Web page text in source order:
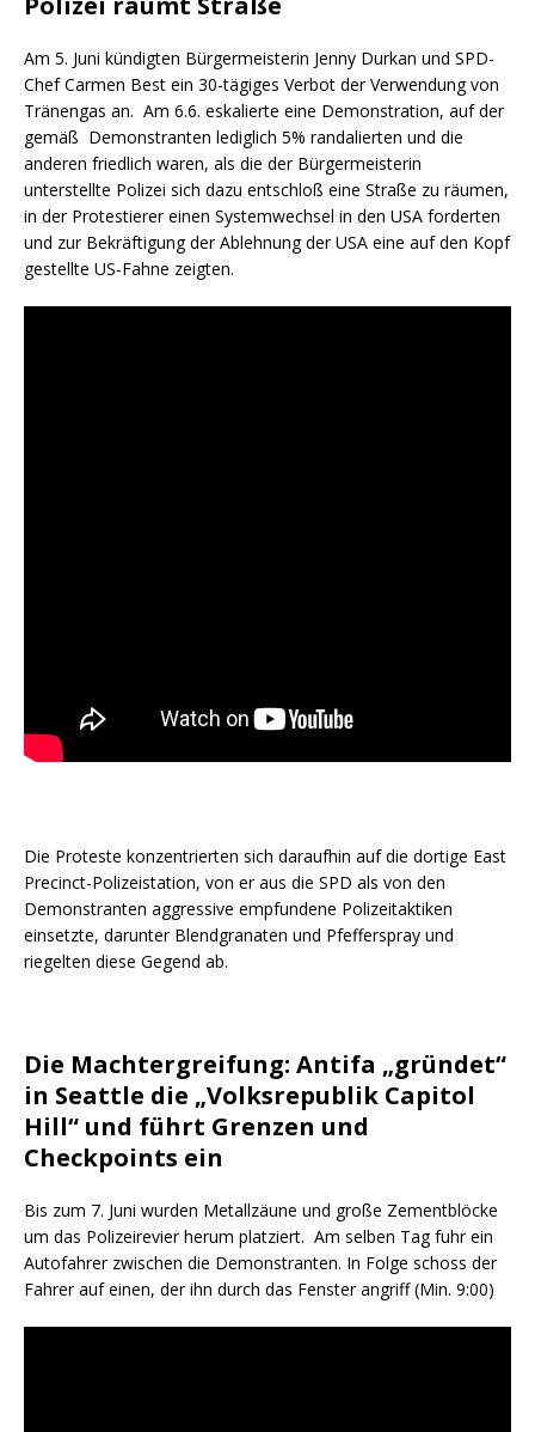
Am 5. Juni kündigten Bürgermeisterin Jenny Durkan und SPD-
Chef Carmen Best ein 30-tägiges Verbot der Verwendung von
Tränengas an. Am 6.6. eskalierte eine Demonstration, auf der
gemäß Demonstranten lediglich 5% randalierten und die
anderen friedlich waren, als die der Bürgermeisterin
unterstellte Polizei sich dazu entschloß eine Straße zu räumen,
in der Protestierer einen Systemwechsel in den USA forderten
und zur Bekräftigung der Ablehnung der USA eine auf den Kopf
gestellte US-Fahne zeigten.
Die Proteste konzentrierten sich daraufhin auf die dortige East
Precinct-Polizeistation, von er aus die SPD als von den
Demonstranten aggressive empfundene Polizeitaktiken
einsetzte, darunter Blendgranaten und Pfefferspray und
riegelten diese Gegend ab.
Die Machtergreifung: Antifa „gründet“
in Seattle die „Volksrepublik Capitol
Hill“ und führt Grenzen und
Checkpoints ein
Bis zum 7. Juni wurden Metallzäune und große Zementblöcke
um das Polizeirevier herum platziert. Am selben Tag fuhr ein
Autofahrer zwischen die Demonstranten. In Folge schoss der
Fahrer auf einen, der ihn durch das Fenster angriff (Min. 9:00)